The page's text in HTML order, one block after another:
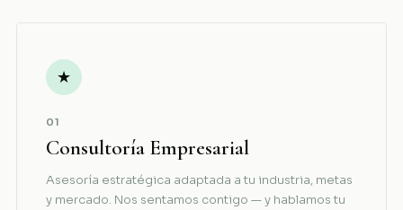
★
01
Consultoría Empresarial
Asesoría estratégica adaptada a tu industria, metas
y mercado. Nos sentamos contigo — y hablamos tu